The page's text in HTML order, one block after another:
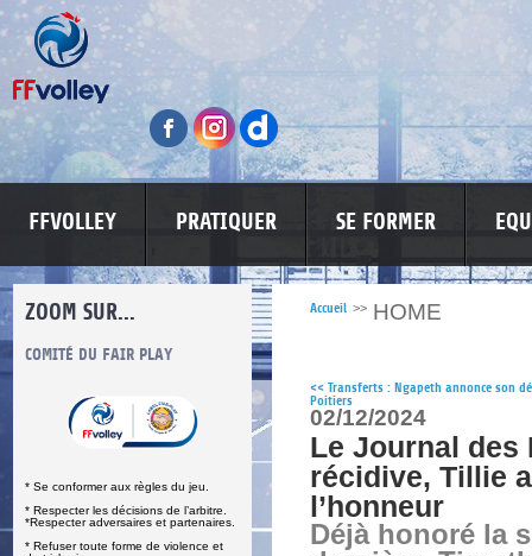
FFVOLLEY PRATIQUER SE FORMER
ZOOM SUR...
COMITÉ DU FAIR PLAY
* Se conformer aux règles du jeu.
* Respecter les décisions de l’arbitre.
*Respecter adversaires et partenaires.
* Refuser toute forme de violence et
LUTTE CONTRE LES VIOLENCES
Accueil >> HOME
<< Transferts : Ngapeth annonce son
Poitiers
02/12/2024
Le Journal des
récidive, Tillie
l’honneur
Déjà honoré la